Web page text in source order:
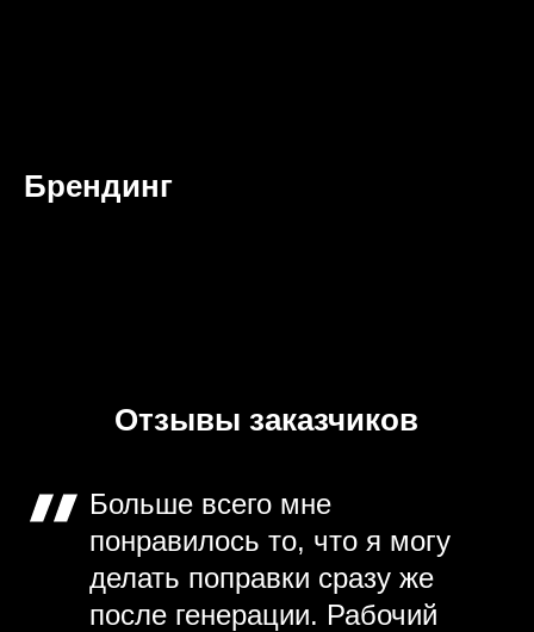
Брендинг
Отзывы заказчиков
Больше всего мне
понравилось то, что я могу
делать поправки сразу же
после генерации. Рабочий